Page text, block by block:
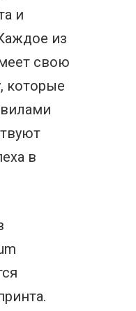
и
из
свою
которые
в